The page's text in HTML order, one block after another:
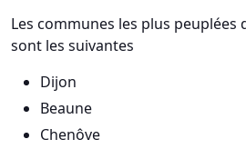
Les communes les plus peuplées
sont les suivantes
Dijon
Beaune
Chenôve